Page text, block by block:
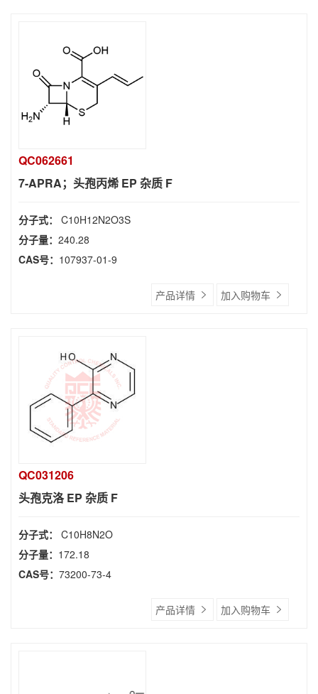
QC062661
7-APRA；头孢丙烯 EP 杂质 F
分子式： C10H12N2O3S
分子量： 240.28
CAS号： 107937-01-9
产品详情 加入购物车
QC031206
头孢克洛 EP 杂质 F
分子式： C10H8N2O
分子量： 172.18
CAS号： 73200-73-4
产品详情 加入购物车